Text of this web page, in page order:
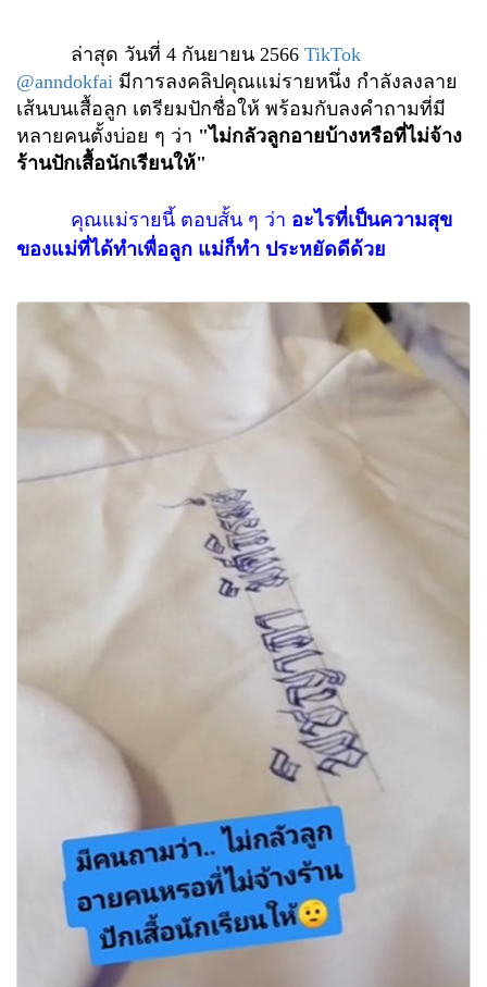
ล่าสุด วันที่ 4 กันยายน 2566 TikTok
@anndokfai มีการลงคลิปคุณแม่รายหนึ่ง กำลังลงลาย
เส้นบนเสื้อลูก เตรียมปักชื่อให้ พร้อมกับลงคำถามที่มี
หลายคนตั้งบ่อย ๆ ว่า "ไม่กลัวลูกอายบ้างหรือที่ไม่จ้าง
ร้านปักเสื้อนักเรียนให้"
คุณแม่รายนี้ ตอบสั้น ๆ ว่า อะไรที่เป็นความสุข
ของแม่ที่ได้ทำเพื่อลูก แม่ก็ทำ ประหยัดดีด้วย